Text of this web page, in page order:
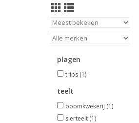
plagen
trips (1)
teelt
boomkwekerij (1)
sierteelt (1)